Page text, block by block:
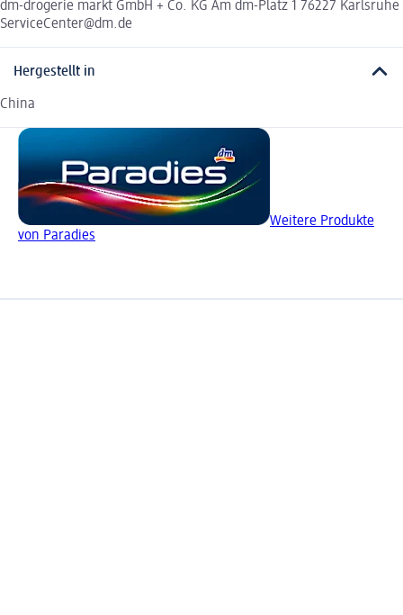
dm-drogerie markt GmbH + Co. KG Am dm-Platz 1 76227 Karlsruhe
ServiceCenter@dm.de
Hergestellt in
China
Weitere Produkte
von Paradies